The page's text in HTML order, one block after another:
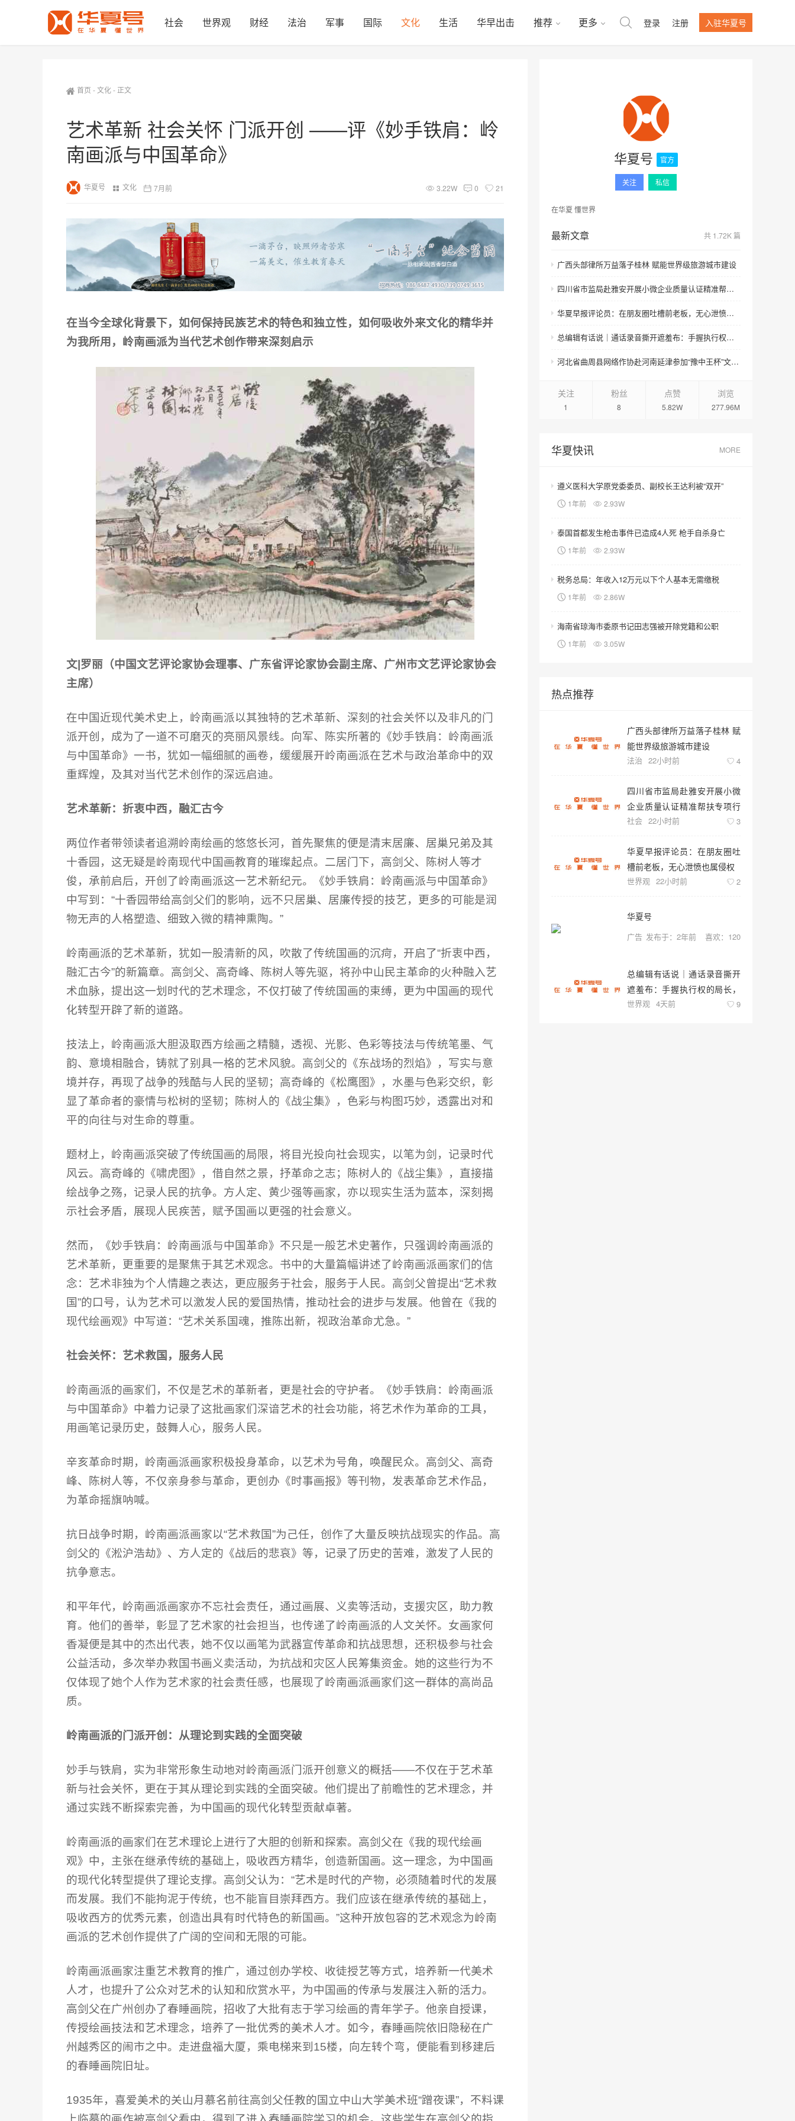
社会 世界观 财经 法治 军事 国际 文化 生活 华早出击 推荐 更多 登录 注册 入驻华夏号
首页 -文化- 正文
艺术革新 社会关怀 门派开创 ——评《妙手铁肩：岭
南画派与中国革命》
华夏号 文化 7月前 3.22W 0 21
在当今全球化背景下，如何保持民族艺术的特色和独立性，如何吸收外来文化的精华并
为我所用，岭南画派为当代艺术创作带来深刻启示
文|罗丽（中国文艺评论家协会理事、广东省评论家协会副主席、广州市文艺评论家协会
主席）
在中国近现代美术史上，岭南画派以其独特的艺术革新、深刻的社会关怀以及非凡的门
派开创，成为了一道不可磨灭的亮丽风景线。向军、陈实所著的《妙手铁肩：岭南画派
与中国革命》一书，犹如一幅细腻的画卷，缓缓展开岭南画派在艺术与政治革命中的双
重辉煌，及其对当代艺术创作的深远启迪。
艺术革新：折衷中西，融汇古今
两位作者带领读者追溯岭南绘画的悠悠长河，首先聚焦的便是清末居廉、居巢兄弟及其
十香园，这无疑是岭南现代中国画教育的璀璨起点。二居门下，高剑父、陈树人等才
俊，承前启后，开创了岭南画派这一艺术新纪元。《妙手铁肩：岭南画派与中国革命》
中写到：“十香园带给高剑父们的影响，远不只居巢、居廉传授的技艺，更多的可能是润
物无声的人格塑造、细致入微的精神熏陶。”
岭南画派的艺术革新，犹如一股清新的风，吹散了传统国画的沉疴，开启了“折衷中西，
融汇古今”的新篇章。高剑父、高奇峰、陈树人等先驱，将孙中山民主革命的火种融入艺
术血脉，提出这一划时代的艺术理念，不仅打破了传统国画的束缚，更为中国画的现代
化转型开辟了新的道路。
技法上，岭南画派大胆汲取西方绘画之精髓，透视、光影、色彩等技法与传统笔墨、气
韵、意境相融合，铸就了别具一格的艺术风貌。高剑父的《东战场的烈焰》，写实与意
境并存，再现了战争的残酷与人民的坚韧；高奇峰的《松鹰图》，水墨与色彩交织，彰
显了革命者的豪情与松树的坚韧；陈树人的《战尘集》，色彩与构图巧妙，透露出对和
平的向往与对生命的尊重。
题材上，岭南画派突破了传统国画的局限，将目光投向社会现实，以笔为剑，记录时代
风云。高奇峰的《啸虎图》，借自然之景，抒革命之志；陈树人的《战尘集》，直接描
绘战争之殇，记录人民的抗争。方人定、黄少强等画家，亦以现实生活为蓝本，深刻揭
示社会矛盾，展现人民疾苦，赋予国画以更强的社会意义。
然而，《妙手铁肩：岭南画派与中国革命》不只是一般艺术史著作，只强调岭南画派的
艺术革新，更重要的是聚焦于其艺术观念。书中的大量篇幅讲述了岭南画派画家们的信
念：艺术非独为个人情趣之表达，更应服务于社会，服务于人民。高剑父曾提出“艺术救
国”的口号，认为艺术可以激发人民的爱国热情，推动社会的进步与发展。他曾在《我的
现代绘画观》中写道：“艺术关系国魂，推陈出新，视政治革命尤急。”
社会关怀：艺术救国，服务人民
岭南画派的画家们，不仅是艺术的革新者，更是社会的守护者。《妙手铁肩：岭南画派
与中国革命》中着力记录了这批画家们深谙艺术的社会功能，将艺术作为革命的工具，
用画笔记录历史，鼓舞人心，服务人民。
辛亥革命时期，岭南画派画家积极投身革命，以艺术为号角，唤醒民众。高剑父、高奇
峰、陈树人等，不仅亲身参与革命，更创办《时事画报》等刊物，发表革命艺术作品，
为革命摇旗呐喊。
抗日战争时期，岭南画派画家以“艺术救国”为己任，创作了大量反映抗战现实的作品。高
剑父的《淞沪浩劫》、方人定的《战后的悲哀》等，记录了历史的苦难，激发了人民的
抗争意志。
和平年代，岭南画派画家亦不忘社会责任，通过画展、义卖等活动，支援灾区，助力教
育。他们的善举，彰显了艺术家的社会担当，也传递了岭南画派的人文关怀。女画家何
香凝便是其中的杰出代表，她不仅以画笔为武器宣传革命和抗战思想，还积极参与社会
公益活动，多次举办救国书画义卖活动，为抗战和灾区人民筹集资金。她的这些行为不
仅体现了她个人作为艺术家的社会责任感，也展现了岭南画派画家们这一群体的高尚品
质。
岭南画派的门派开创：从理论到实践的全面突破
妙手与铁肩，实为非常形象生动地对岭南画派门派开创意义的概括——不仅在于艺术革
新与社会关怀，更在于其从理论到实践的全面突破。他们提出了前瞻性的艺术理念，并
通过实践不断探索完善，为中国画的现代化转型贡献卓著。
岭南画派的画家们在艺术理论上进行了大胆的创新和探索。高剑父在《我的现代绘画
观》中，主张在继承传统的基础上，吸收西方精华，创造新国画。这一理念，为中国画
的现代化转型提供了理论支撑。高剑父认为：“艺术是时代的产物，必须随着时代的发展
而发展。我们不能拘泥于传统，也不能盲目崇拜西方。我们应该在继承传统的基础上，
吸收西方的优秀元素，创造出具有时代特色的新国画。”这种开放包容的艺术观念为岭南
画派的艺术创作提供了广阔的空间和无限的可能。
岭南画派画家注重艺术教育的推广，通过创办学校、收徒授艺等方式，培养新一代美术
人才，也提升了公众对艺术的认知和欣赏水平，为中国画的传承与发展注入新的活力。
高剑父在广州创办了春睡画院，招收了大批有志于学习绘画的青年学子。他亲自授课，
传授绘画技法和艺术理念，培养了一批优秀的美术人才。如今，春睡画院依旧隐秘在广
州越秀区的闹市之中。走进盘福大厦，乘电梯来到15楼，向左转个弯，便能看到移建后
的春睡画院旧址。
1935年，喜爱美术的关山月慕名前往高剑父任教的国立中山大学美术班“蹭夜课”，不料课
华夏号 官方
关注 私信
在华夏 懂世界
最新文章 共 1.72K 篇
广西头部律所万益落子桂林 赋能世界级旅游城市建设
四川省市监局赴雅安开展小微企业质量认证精准帮扶专项行动
华夏早报评论员：在朋友圈吐槽前老板，无心泄愤也属侵权
总编辑有话说｜通话录音撕开遮羞布：手握执行权的局长，竟将维权群众视作“猎物”
河北省曲周县网络作协赴河南延津参加“豫中王杯”文化走基层采风活动
关注
1
粉丝
8
点赞
5.82W
浏览
277.96M
华夏快讯 MORE
遵义医科大学原党委委员、副校长王达利被“双开”
1年前 2.93W
泰国首都发生枪击事件已造成4人死 枪手自杀身亡
1年前 2.93W
税务总局：年收入12万元以下个人基本无需缴税
1年前 2.86W
海南省琼海市委原书记田志强被开除党籍和公职
1年前 3.05W
热点推荐
广西头部律所万益落子桂林 赋
能世界级旅游城市建设
法治 22小时前 4
四川省市监局赴雅安开展小微
企业质量认证精准帮扶专项行
动
社会 22小时前 3
华夏早报评论员：在朋友圈吐
槽前老板，无心泄愤也属侵权
世界观 22小时前 2
华夏号
广告 发布于：2年前 喜欢：120
总编辑有话说｜通话录音撕开
遮羞布：手握执行权的局长，
竟将维权群众视作“猎物”
世界观 4天前 9